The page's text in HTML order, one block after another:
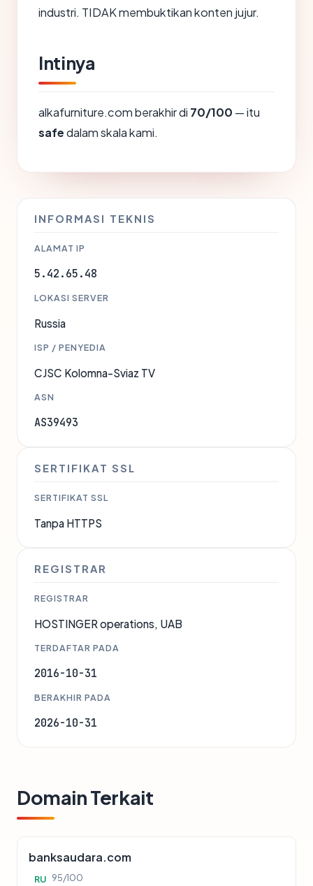
industri. TIDAK membuktikan konten jujur.
Intinya
alkafurniture.com berakhir di 70/100 — itu
safedalam skala kami.
INFORMASI TEKNIS
ALAMAT IP
5.42.65.48
LOKASI SERVER
Russia
ISP / PENYEDIA
CJSC Kolomna-Sviaz TV
ASN
AS39493
SERTIFIKAT SSL
SERTIFIKAT SSL
Tanpa HTTPS
REGISTRAR
REGISTRAR
HOSTINGER operations, UAB
TERDAFTAR PADA
2016-10-31
BERAKHIR PADA
2026-10-31
Domain Terkait
banksaudara.com
RU 95/100